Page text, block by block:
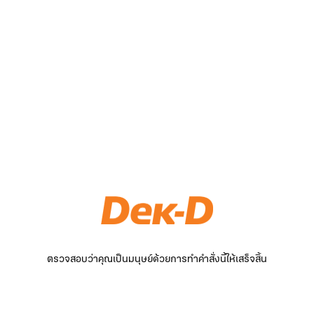
ตรวจสอบว่าคุณเป็นมนุษย์ด้วยการทำคำสั่งนี้ให้เสร็จสิ้น